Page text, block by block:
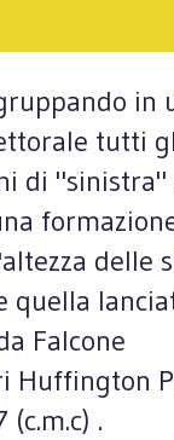
in
tutti
di "sinistra"
delle
quella
Falcone
Huffington
.